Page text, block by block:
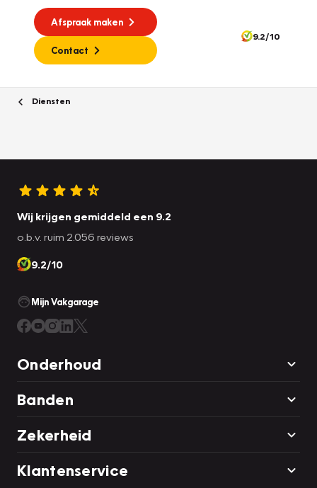
Afspraak maken
Contact
9.2/10
Diensten
Wij krijgen gemiddeld een 9.2
o.b.v. ruim 2.056 reviews
9.2/10
Mijn Vakgarage
Onderhoud
Banden
Zekerheid
Klantenservice